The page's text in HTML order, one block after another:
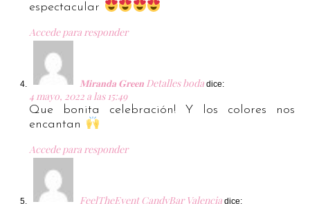
espectacular
Accede para responder
𝐌𝐢𝐫𝐚𝐧𝐝𝐚 𝐆𝐫𝐞𝐞𝐧 Detalles boda dice:
4 mayo, 2022 a las 15:49
Que bonita celebración! Y los colores nos
encantan
Accede para responder
FeelTheEvent CandyBar Valencia dice: